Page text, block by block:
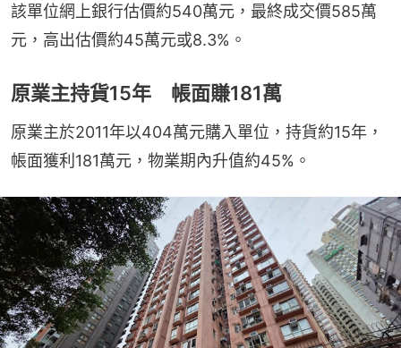
該單位網上銀行估價約540萬元，最終成交價585萬
元，高出估價約45萬元或8.3%。
原業主持貨15年 帳面賺181萬
原業主於2011年以404萬元購入單位，持貨約15年，
帳面獲利181萬元，物業期內升值約45%。